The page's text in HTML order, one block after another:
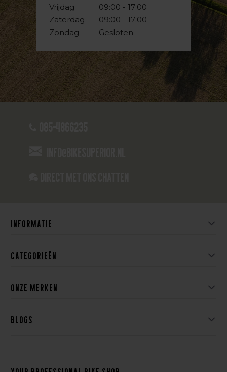
Vrijdag
Zaterdag
Zondag
09:00 - 17:00
09:00 - 17:00
Gesloten
Informatie
Categorieën
Onze merken
Blogs